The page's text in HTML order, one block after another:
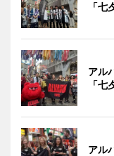
「七
アル
「七
アル